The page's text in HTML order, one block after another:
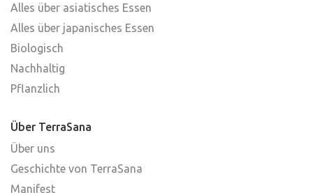
Alles über asiatisches Essen
Alles über japanisches Essen
Biologisch
Nachhaltig
Pflanzlich
Über TerraSana
Über uns
Geschichte von TerraSana
Manifest